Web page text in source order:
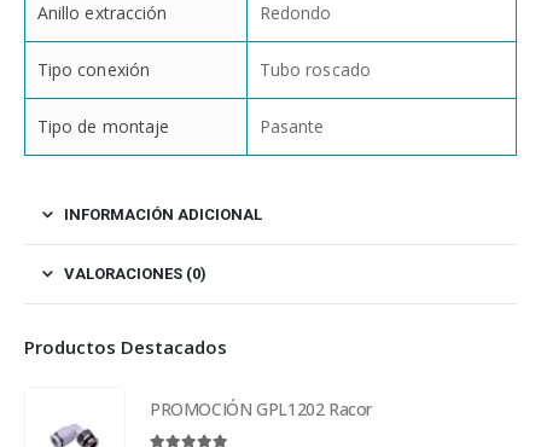
Anillo extracción Redondo
Tipo conexión Tubo roscado
Tipo de montaje Pasante
INFORMACIÓN ADICIONAL
VALORACIONES (0)
Productos Destacados
PROMOCIÓN GPL1202 Racor